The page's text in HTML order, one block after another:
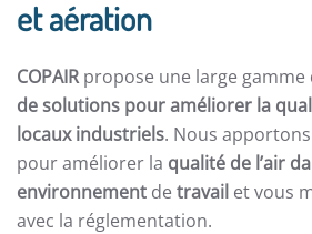
et aération
COPAIRpropose une large gamme
de solutions pour améliorer la
locaux industriels. Nous
pour améliorer la qualité de l’air
environnement de travail et vous
avec la réglementation.